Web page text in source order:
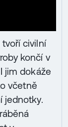
civilní
končí v
jim dokáže
včetně
jednotky.